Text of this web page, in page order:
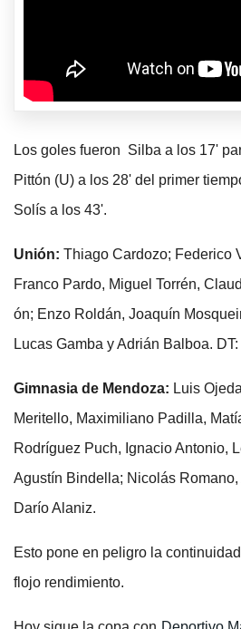
Los goles fueron Silba a los 17'
Pittón (U) a los 28' del primer
Solís a los 43'.
Unión: Thiago Cardozo; Federico
Franco Pardo, Miguel Torrén,
ón; Enzo Roldán, Joaquín
Lucas Gamba y Adrián Balboa.
Gimnasia de Mendoza: Luis
Meritello, Maximiliano Padilla,
Rodríguez Puch, Ignacio Antonio,
Agustín Bindella; Nicolás Romano,
Darío Alaniz.
Esto pone en peligro la
flojo rendimiento.